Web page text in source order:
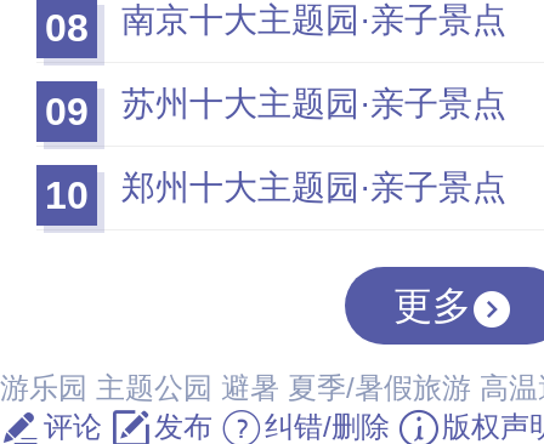
08 南京十大主题园·亲子景点
09 苏州十大主题园·亲子景点
10 郑州十大主题园·亲子景点
更多
游乐园 主题公园 避暑 夏季/暑假旅游 高
评论
发布 纠错/删除 版权声